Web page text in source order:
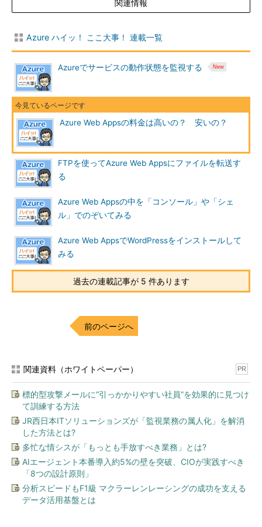
App Service プランの価格と機能
Azureの「App Service プラン」より。
価格レベルが高くなると、実行できるアプリ（プロセス）の最
大数が増えたり、利用できるディスクサイズや最大インスタンス
数が増えたりします。
またそれぞれの価格レベルに対して、例えばCPU／メモリが
「1コア／1.75GB」「2コア／3.5GB」「4コア／7GB」といった
ように基本性能の違う3～4種類の「
り、高速に動作させたりすることが可能になります。
Web Appsの価格は、上記の価格レベルとサイズによって決ま
りますが、最終的にはネットワークトラフィックの量や利用する
ストレージなどのサイズも加味して決められます。
ただ、CPUの利用状況（負荷状態）は価格には関係ないようで
す。CPUがほぼずっと0％近くになっていても、逆にずっと50％
方がお得なような気もします。でも、価格プランが1つだと、イ
ンスタンスやリソースなどが共通化されるので処理が遅くなった
り、セキュリティ的に分離するのが困難になったりします。また
てスケールアウトの対象となるので、（必要ないアプリまでスケ
ールアウトして）無駄にリソースを消費することにもなりかねま
せん。このあたりはケースバイケースで考える必要があるでしょ
う。
関連情報
Azure ハイッ！ ここ大事！ 連載一覧
Azureでサービスの動作状態を監視する
Azure Web Appsの料金は高いの？ 安いの？
FTPを使ってAzure Web Appsにファイルを転送す
る
Azure Web Appsの中を「コンソール」や「シェ
ル」でのぞいてみる
Azure Web AppsでWordPressをインストールして
みる
過去の連載記事が 5 件あります
前のページへ
関連資料（ホワイトペーパー） PR
標的型攻撃メールに“引っかかりやすい社員”を効果的に見つけ
て訓練する方法
JR西日本ITソリューションズが「監視業務の属人化」を解消
した方法とは?
多忙な情シスが「もっとも手放すべき業務」とは?
AIエージェント本番導入約5%の壁を突破、CIOが実践すべき
「8つの設計原則」
分析スピードもF1級 マクラーレンレーシングの成功を支える
データ活用基盤とは